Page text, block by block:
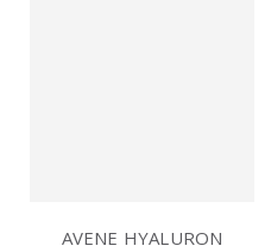
AVENE HYALURON